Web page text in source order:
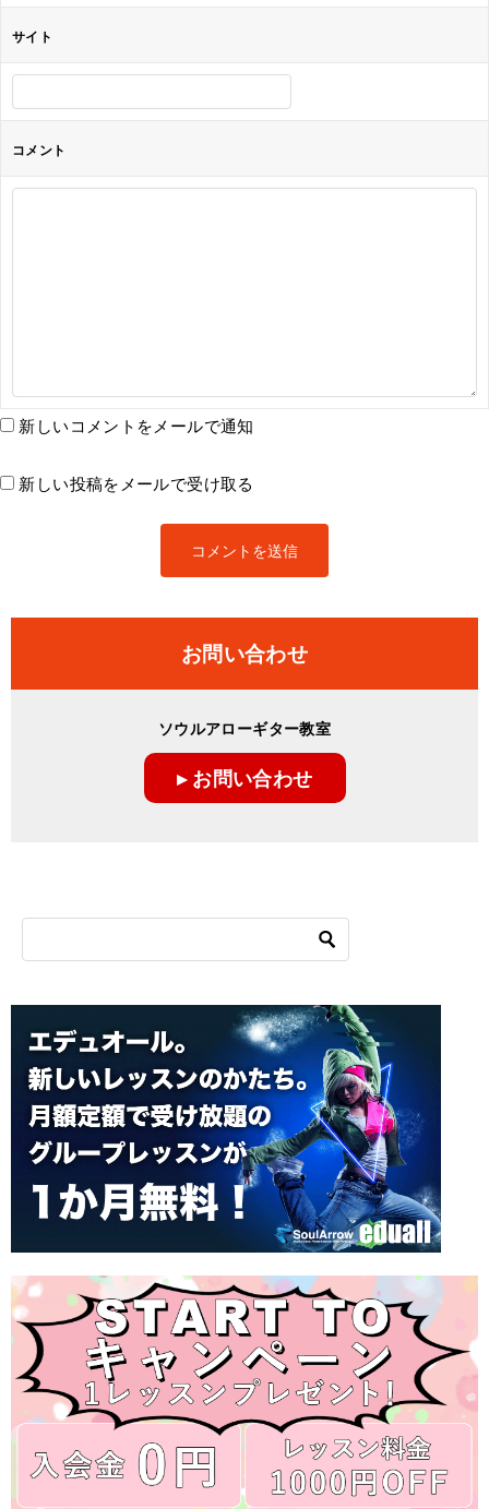
サイト
コメント
新しいコメントをメールで通知
新しい投稿をメールで受け取る
お問い合わせ
ソウルアローギター教室
▸ お問い合わせ